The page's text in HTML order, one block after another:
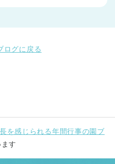
ログに戻る
を感じられる年間行事の園ブ
す